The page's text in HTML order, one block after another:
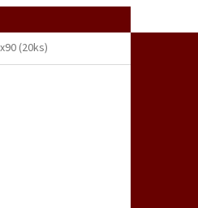
(20ks)